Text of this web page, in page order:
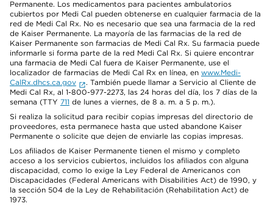
Permanente. Los medicamentos para pacientes ambulatorios
cubiertos por Medi Cal pueden obtenerse en cualquier farmacia de la
red de Medi Cal Rx. No es necesario que sea una farmacia de la red
de Kaiser Permanente. La mayoría de las farmacias de la red de
Kaiser Permanente son farmacias de Medi Cal Rx. Su farmacia puede
informarle si forma parte de la red Medi Cal Rx. Si quiere encontrar
una farmacia de Medi Cal fuera de Kaiser Permanente, use el
localizador de farmacias de Medi Cal Rx en línea, en www.Medi-
CalRx.dhcs.ca.gov
. También puede llamar a Servicio al Cliente de
Medi Cal Rx, al 1-800-977-2273, las 24 horas del día, los 7 días de la
semana (TTY 711 de lunes a viernes, de 8 a. m. a 5 p. m.).
Si realiza la solicitud para recibir copias impresas del directorio de
proveedores, esta permanece hasta que usted abandone Kaiser
Permanente o solicite que dejen de enviarle las copias impresas.
Los afiliados de Kaiser Permanente tienen el mismo y completo
acceso a los servicios cubiertos, incluidos los afiliados con alguna
discapacidad, como lo exige la Ley Federal de Americanos con
Discapacidades (Federal Americans with Disabilities Act) de 1990, y
la sección 504 de la Ley de Rehabilitación (Rehabilitation Act) de
1973.